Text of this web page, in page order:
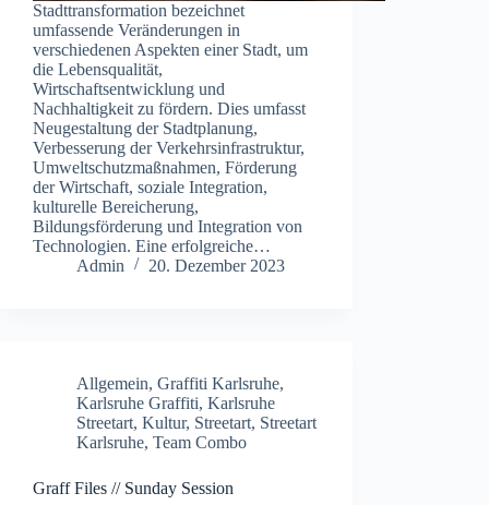
Stadttransformation bezeichnet
umfassende Veränderungen in
verschiedenen Aspekten einer Stadt, um
die Lebensqualität,
Wirtschaftsentwicklung und
Nachhaltigkeit zu fördern. Dies umfasst
Neugestaltung der Stadtplanung,
Verbesserung der Verkehrsinfrastruktur,
Umweltschutzmaßnahmen, Förderung
der Wirtschaft, soziale Integration,
kulturelle Bereicherung,
Bildungsförderung und Integration von
Technologien. Eine erfolgreiche…
Admin
20. Dezember 2023
Allgemein, Graffiti Karlsruhe,
Karlsruhe Graffiti, Karlsruhe
Streetart, Kultur, Streetart, Streetart
Karlsruhe, Team Combo
Graff Files // Sunday Session